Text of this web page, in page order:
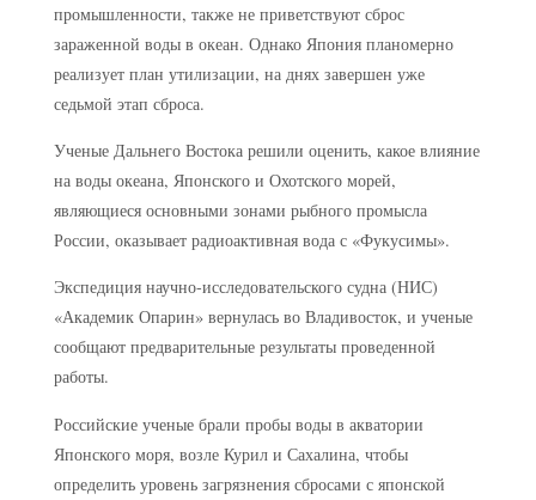
промышленности, также не приветствуют сброс
зараженной воды в океан. Однако Япония планомерно
реализует план утилизации, на днях завершен уже
седьмой этап сброса.
Ученые Дальнего Востока решили оценить, какое влияние
на воды океана, Японского и Охотского морей,
являющиеся основными зонами рыбного промысла
России, оказывает радиоактивная вода с «Фукусимы».
Экспедиция научно-исследовательского судна (НИС)
«Академик Опарин» вернулась во Владивосток, и ученые
сообщают предварительные результаты проведенной
работы.
Российские ученые брали пробы воды в акватории
Японского моря, возле Курил и Сахалина, чтобы
определить уровень загрязнения сбросами с японской